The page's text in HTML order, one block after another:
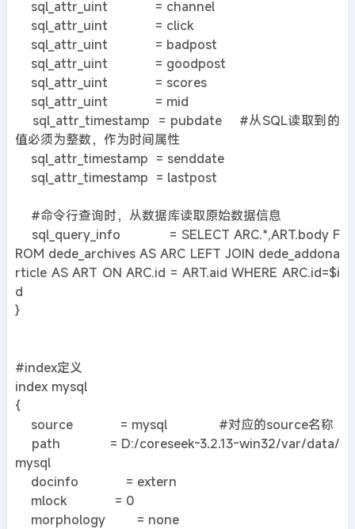
sql_attr_uint = channel
sql_attr_uint = click
sql_attr_uint = badpost
sql_attr_uint = goodpost
sql_attr_uint = scores
sql_attr_uint = mid
sql_attr_timestamp = pubdate #从SQL读取到的
值必须为整数，作为时间属性
sql_attr_timestamp = senddate
sql_attr_timestamp = lastpost
#命令行查询时，从数据库读取原始数据信息
sql_query_info = SELECT ARC.*,ART.body F
ROM dede_archives AS ARC LEFT JOIN dede_addona
rticle AS ART ON ARC.id = ART.aid WHERE ARC.id=$i
d
}
#index定义
index mysql
{
source = mysql #对应的source名称
path = D:/coreseek-3.2.13-win32/var/data/
mysql
docinfo = extern
mlock = 0
morphology = none